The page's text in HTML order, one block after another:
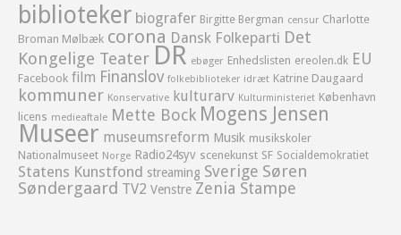
biblioteker biografer Birgitte Bergman censur Charlotte
Broman Mølbæk corona Dansk Folkeparti Det
Kongelige Teater DR ebøger Enhedslisten ereolen.dk EU
Facebook film Finanslov folkebiblioteker idræt Katrine Daugaard
kommuner Konservative kulturarv Kulturministeriet København
licens medieaftale Mette Bock Mogens Jensen
Museer museumsreform Musik musikskoler
Nationalmuseet Norge Radio24syv scenekunst SF Socialdemokratiet
Statens Kunstfond streaming Sverige Søren
Søndergaard TV2 Venstre Zenia Stampe